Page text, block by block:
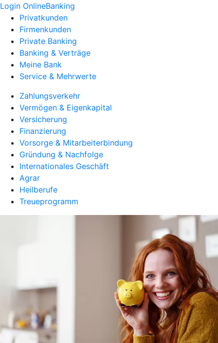
Login OnlineBanking
Privatkunden
Firmenkunden
Private Banking
Banking & Verträge
Meine Bank
Service & Mehrwerte
Zahlungsverkehr
Vermögen & Eigenkapital
Versicherung
Finanzierung
Vorsorge & Mitarbeiterbindung
Gründung & Nachfolge
Internationales Geschäft
Agrar
Heilberufe
Treueprogramm